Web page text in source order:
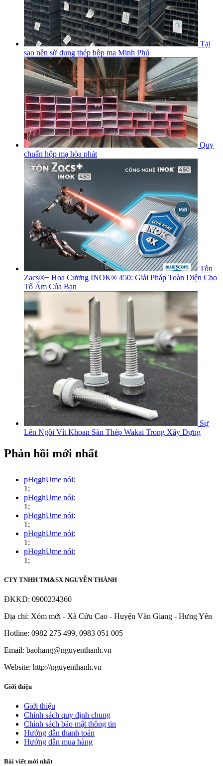
Tại
sao nên sử dụng thép hộp mạ Minh Phú
Quy
chuẩn hộp mạ hòa phát
Tôn
Zacs®+ Hoa Cương INOK® 450: Giải Pháp Toàn Diện Cho
Tổ Ấm Của Bạn
Sự
Lên Ngôi Vít Khoan Sàn Thép Wakai Trong Xây Dựng
Phản hồi mới nhất
pHqghUme nói:
1;
pHqghUme nói:
1;
pHqghUme nói:
1;
pHqghUme nói:
1;
pHqghUme nói:
1;
CTY TNHH TM&SX NGUYỄN THÀNH
ĐKKD: 0900234360
Địa chỉ: Xóm mới - Xã Cửu Cao - Huyện Văn Giang - Hưng Yên
Hotline: 0982 275 499, 0983 051 005
Email: baohang@nguyenthanh.vn
Website: http://nguyenthanh.vn
Giới thiệu
Giới thiệu
Chính sách quy định chung
Chính sách bảo mật thông tin
Hướng dẫn thanh toán
Hướng dẫn mua hàng
Bài viết mới nhất